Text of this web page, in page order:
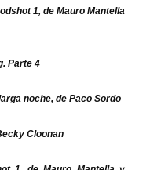
1, de Mauro Mantella
Parte 4
noche, de Paco Sordo
Cloonan